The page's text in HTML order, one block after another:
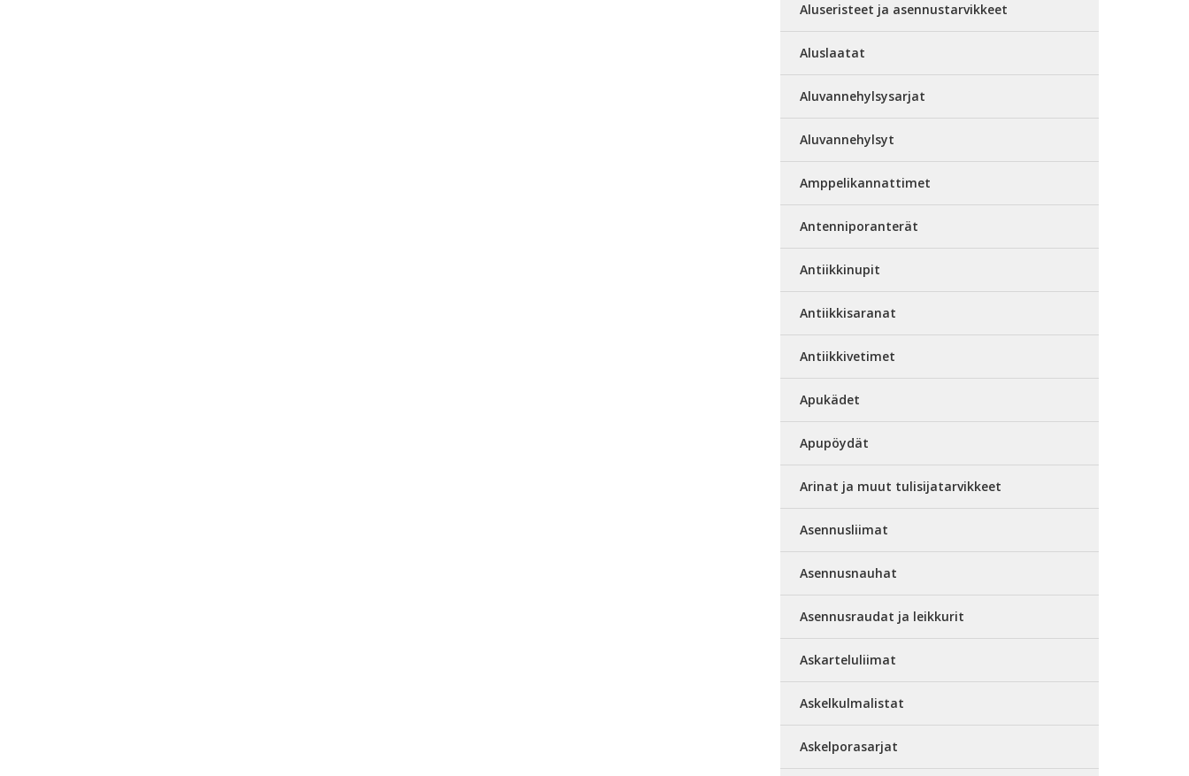
Aluseristeet ja asennustarvikkeet
Aluslaatat
Aluvannehylsysarjat
Aluvannehylsyt
Amppelikannattimet
Antenniporanterät
Antiikkinupit
Antiikkisaranat
Antiikkivetimet
Apukädet
Apupöydät
Arinat ja muut tulisijatarvikkeet
Asennusliimat
Asennusnauhat
Asennusraudat ja leikkurit
Askarteluliimat
Askelkulmalistat
Askelporasarjat